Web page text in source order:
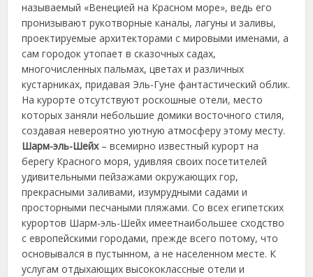
называемый «Венецией на Красном море», ведь его
пронизывают рукотворные каналы, лагуны и заливы,
проектируемые архитекторами с мировыми именами, а
сам городок утопает в сказочных садах,
многочисленных пальмах, цветах и различных
кустарниках, придавая Эль-Гуне фантастический облик.
На курорте отсутствуют роскошные отели, место
которых заняли небольшие домики восточного стиля,
создавая невероятно уютную атмосферу этому месту.
Шарм-эль-Шейх– всемирно известный курорт на
берегу Красного моря, удивляя своих посетителей
удивительными пейзажами окружающих гор,
прекрасными заливами, изумрудными садами и
просторными песчаными пляжами. Со всех египетских
курортов Шарм-эль-Шейх имеетнаибольшее сходство
с европейскими городами, прежде всего потому, что
основывался в пустынном, а не населенном месте. К
услугам отдыхающих высококлассные отели и